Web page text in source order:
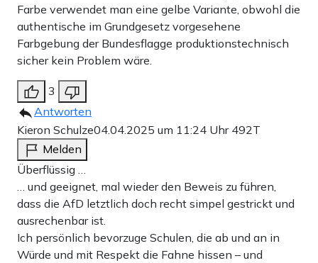
Farbe verwendet man eine gelbe Variante, obwohl die
authentische im Grundgesetz vorgesehene
Farbgebung der Bundesflagge produktionstechnisch
sicher kein Problem wäre.
3
Antworten
Kieron Schulze04.04.2025 um 11:24 Uhr 492T
Melden
Überflüssig …
… und geeignet, mal wieder den Beweis zu führen,
dass die AfD letztlich doch recht simpel gestrickt und
ausrechenbar ist.
Ich persönlich bevorzuge Schulen, die ab und an in
Würde und mit Respekt die Fahne hissen – und